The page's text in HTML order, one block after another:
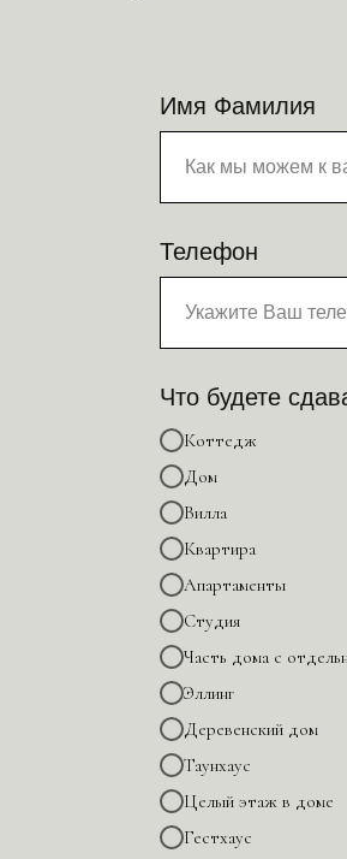
Имя Фамилия
Телефон
Что будете
Коттедж
Дом
Вилла
Квартира
Апартаменты
Студия
Часть дома с
Эллинг
Деревенский дом
Таунхаус
Целый этаж в доме
Гестхаус